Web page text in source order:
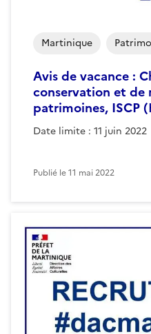
Avis de vacance :
conservation et de
patrimoines, ISCP
Date limite : 11 juin 2022
Martinique
Publié le11 mai 2022